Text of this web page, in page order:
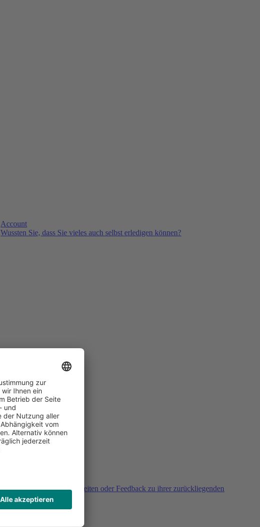
Account
Wussten Sie, dass Sie vieles auch selbst erledigen können?
Sie haben Fragen, Unklarheiten oder Feedback zu ihrer zurückliegenden
Buchung?